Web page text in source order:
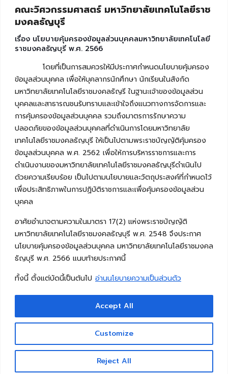
คณะวิศวกรรมศาสตร์ มหาวิทยาลัยเทคโนโลยีราช
มงคลธัญบุรี
เรื่อง นโยบายคุ้มครองข้อมูลส่วนบุคคลมหาวิทยาลัยเทคโนโลยี
ราชมงคลธัญบุรี พ.ศ. 2566
โดยที่เป็นการสมควรให้มีประกาศกำหนดนโยบายคุ้มครอง
ข้อมูลส่วนบุคคล เพื่อให้บุคลากรนักศึกษา นักเรียนในสังกัด
มหาวิทยาลัยเทคโนโลยีราชมงคลธัญรี ในฐานะเจ้าของข้อมูลส่วน
บุคคลและสาธารณชนรับทราบและเข้าใจถึงแนวทางการจัดการและ
การคุ้มครองข้อมูลส่วนบุคคล รวมถึงมาตรการรักษาความ
ปลอดภัยของข้อมูลส่วนบุคคลที่ดำเนินการโดยมหาวิทยาลัย
เทคโนโลยีราชมงคลธัญบุรี ให้เป็นไปตามพระราชบัญญัติคุ้มครอง
ข้อมูลส่วนบุคคล พ.ศ. 2562 เพื่อให้การบริหารราชการและการ
ดำเนินงานของมหาวิทยาลัยเทคโนโลยีราชมงคลธัญบุรีดำเนินไป
ด้วยความเรียบร้อย เป็นไปตามนโยบายและวัตถุประสงค์ที่กำหนดไว้
เพื่อประสิทธิภาพในการปฏิบัติราชการและเพื่อคุ้มครองข้อมูลส่วน
บุคคล
อาศัยอำนาจตามความในมาตรา 17(2) แห่งพระราชบัญญัติ
มหาวิทยาลัยเทคโนโลยีราชมงคลธัญบุรี พ.ศ. 2548 จึงประกาศ
นโยบายคุ้มครองข้อมูลส่วนบุคคล มหาวิทยาลัยเทคโนโลยีราชมงคล
ธัญบุรี พ.ศ. 2566 แนบท้ายประกาศนี้
ทั้งนี้ ตั้งแต่บัดนี้เป็นต้นไป อ่านนโยบายความเป็นส่วนตัว
Customize
Reject All
Accept All
Copyright © 2026 คณะวิศวกรรมศาสตร์ มหาวิทยาลัย
เทคโนโลยีราชมงคลธัญบุรี